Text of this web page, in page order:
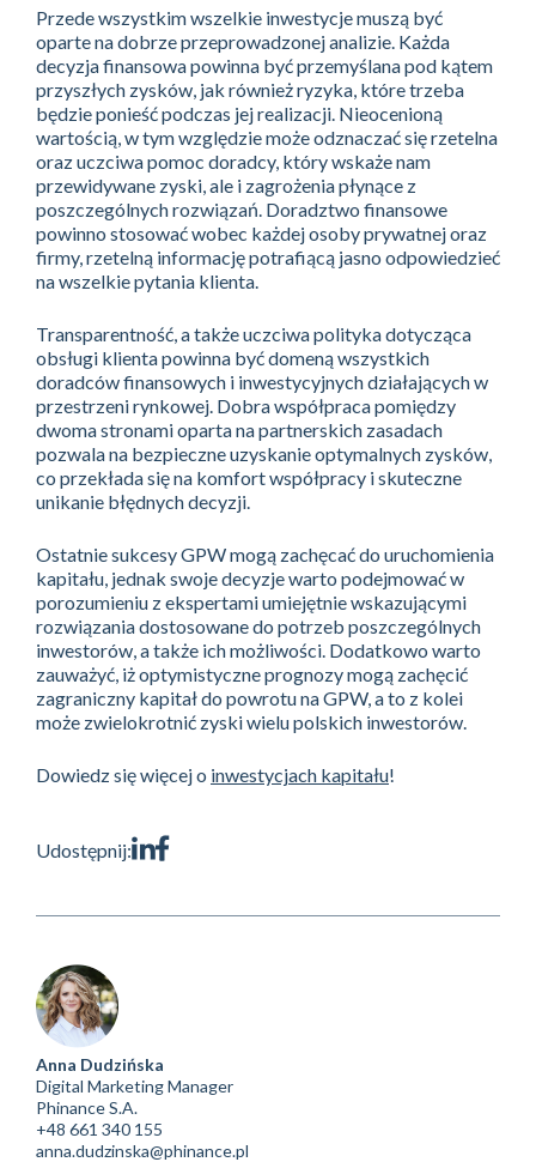
Przede wszystkim wszelkie inwestycje muszą być
oparte na dobrze przeprowadzonej analizie. Każda
decyzja finansowa powinna być przemyślana pod kątem
przyszłych zysków, jak również ryzyka, które trzeba
będzie ponieść podczas jej realizacji. Nieocenioną
wartością, w tym względzie może odznaczać się rzetelna
oraz uczciwa pomoc doradcy, który wskaże nam
przewidywane zyski, ale i zagrożenia płynące z
poszczególnych rozwiązań. Doradztwo finansowe
powinno stosować wobec każdej osoby prywatnej oraz
firmy, rzetelną informację potrafiącą jasno odpowiedzieć
na wszelkie pytania klienta.
Transparentność, a także uczciwa polityka dotycząca
obsługi klienta powinna być domeną wszystkich
doradców finansowych i inwestycyjnych działających w
przestrzeni rynkowej. Dobra współpraca pomiędzy
dwoma stronami oparta na partnerskich zasadach
pozwala na bezpieczne uzyskanie optymalnych zysków,
co przekłada się na komfort współpracy i skuteczne
unikanie błędnych decyzji.
Ostatnie sukcesy GPW mogą zachęcać do uruchomienia
kapitału, jednak swoje decyzje warto podejmować w
porozumieniu z ekspertami umiejętnie wskazującymi
rozwiązania dostosowane do potrzeb poszczególnych
inwestorów, a także ich możliwości. Dodatkowo warto
zauważyć, iż optymistyczne prognozy mogą zachęcić
zagraniczny kapitał do powrotu na GPW, a to z kolei
może zwielokrotnić zyski wielu polskich inwestorów.
Dowiedz się więcej o inwestycjach kapitału!
Udostępnij:
Anna Dudzińska
Digital Marketing Manager
Phinance S.A.
+48 661 340 155
anna.dudzinska@phinance.pl